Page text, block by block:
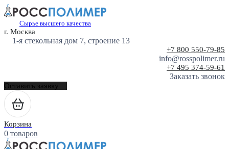
Сырье высшего качества
г. Москва
1-я стекольная дом 7, строение 13
+7 800 550-79-85
info@rosspolimer.ru
+7 495 374-59-61
Заказать звонок
Оставить заявку
Корзина
0 товаров